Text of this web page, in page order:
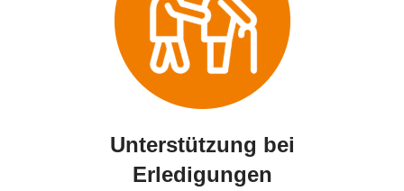
Unterstützung bei
Erledigungen